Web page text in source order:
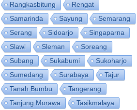
Rangkasbitung
Rengat
Samarinda
Sayung
Semarang
Serang
Sidoarjo
Singaparna
Slawi
Sleman
Soreang
Subang
Sukabumi
Sukoharjo
Sumedang
Surabaya
Tajur
Tanah Bumbu
Tangerang
Tanjung Morawa
Tasikmalaya